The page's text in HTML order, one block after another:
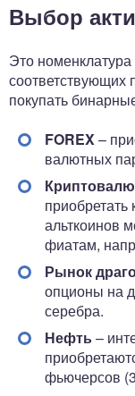
Выбор
Это
соответствующих
покупать
FOREX–
валютных
альткоинов
фиатам,
Рынок
опционы на
серебра.
Нефть–
фьючерсов